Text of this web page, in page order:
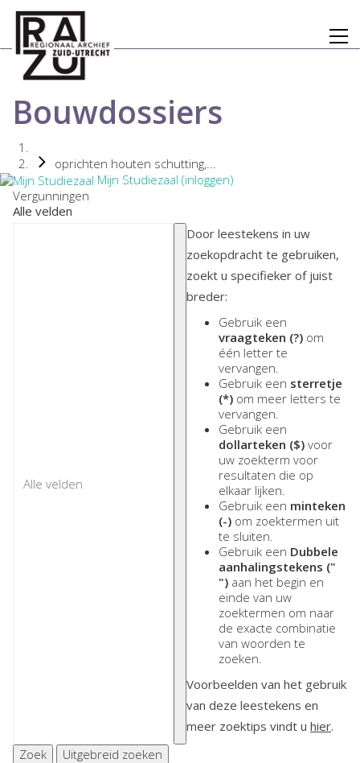
Bouwdossiers
oprichten houten schutting,...
Mijn Studiezaal (inloggen)
Vergunningen
Alle velden
Door leestekens in uw
zoekopdracht te gebruiken,
zoekt u specifieker of juist
breder:
Gebruik een
vraagteken (?) om
één letter te
vervangen.
Gebruik een sterretje
(*) om meer letters te
vervangen.
Gebruik een
dollarteken ($) voor
uw zoekterm voor
resultaten die op
elkaar lijken.
Gebruik een minteken
(-) om zoektermen uit
te sluiten.
Gebruik een Dubbele
aanhalingstekens ("
") aan het begin en
einde van uw
zoektermen om naar
de exacte combinatie
van woorden te
zoeken.
Voorbeelden van het gebruik
van deze leestekens en
meer zoektips vindt u hier.
Zoek
Uitgebreid zoeken